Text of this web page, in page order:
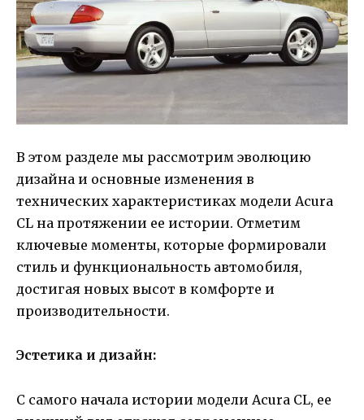
В этом разделе мы рассмотрим эволюцию
дизайна и основные изменения в
технических характеристиках модели Acura
CL на протяжении ее истории. Отметим
ключевые моменты, которые формировали
стиль и функциональность автомобиля,
достигая новых высот в комфорте и
производительности.
Эстетика и дизайн:
С самого начала истории модели Acura CL, ее